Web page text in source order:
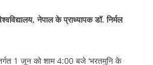
नेपाल के प्राध्यापक डॉ. निर्मल
1 जून को शाम 4:00 बजे ‘भरतमुनि के